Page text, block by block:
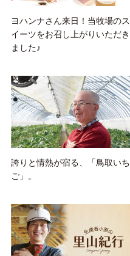
ヨハンナさん来日！当牧場のス
イーツをお召し上がりいただき
ました♪
誇りと情熱が宿る、「鳥取いち
ご」。